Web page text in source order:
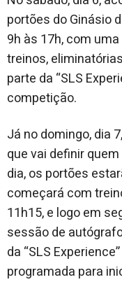
portões do Ginásio
9h às 17h, com
treinos,
parte da “SLS
competição.
Já no domingo, dia
que vai definir
dia, os portões
começará com
11h15, e logo em
sessão de
da “SLS
programada para